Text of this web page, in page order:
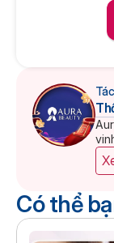
Có thể